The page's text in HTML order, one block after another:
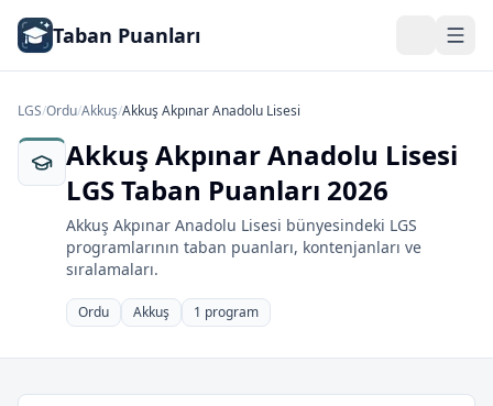
Taban Puanları
LGS/Ordu/Akkuş/Akkuş Akpınar Anadolu Lisesi
Akkuş Akpınar Anadolu Lisesi
LGS Taban Puanları 2026
Akkuş Akpınar Anadolu Lisesi bünyesindeki LGS
programlarının taban puanları, kontenjanları ve
sıralamaları.
Ordu Akkuş 1 program